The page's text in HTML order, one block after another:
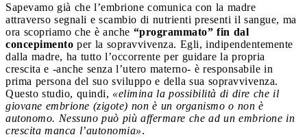
Sapevamo già che l’embrione comunica con la madre
attraverso segnali e scambio di nutrienti presenti il sangue, ma
ora scopriamo che è anche “programmato” fin dal
concepimento per la sopravvivenza. Egli, indipendentemente
dalla madre, ha tutto l’occorrente per guidare la propria
crescita e -anche senza l’utero materno- è responsabile in
prima persona del suo sviluppo e della sua sopravvivenza.
Questo studio, quindi, «elimina la possibilità di dire che il
giovane embrione (zigote) non è un organismo o non è
autonomo. Nessuno può più affermare che ad un embrione in
crescita manca l’autonomia».